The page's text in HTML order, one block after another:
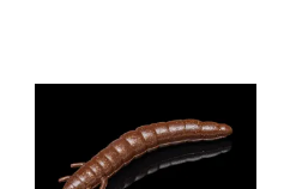
Optionen